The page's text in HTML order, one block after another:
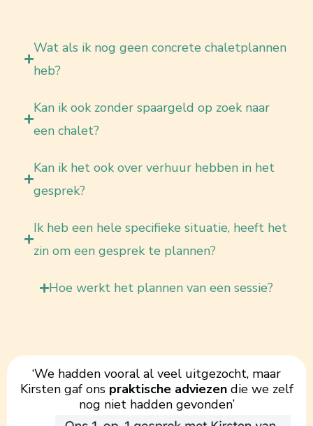
Wat als ik nog geen concrete chaletplannen
heb?
Kan ik ook zonder spaargeld op zoek naar
een chalet?
Kan ik het ook over verhuur hebben in het
gesprek?
Ik heb een hele specifieke situatie, heeft het
zin om een gesprek te plannen?
Hoe werkt het plannen van een sessie?
‘We hadden vooral al veel uitgezocht, maar
Kirsten gaf ons praktische adviezendie we zelf
nog niet hadden gevonden’